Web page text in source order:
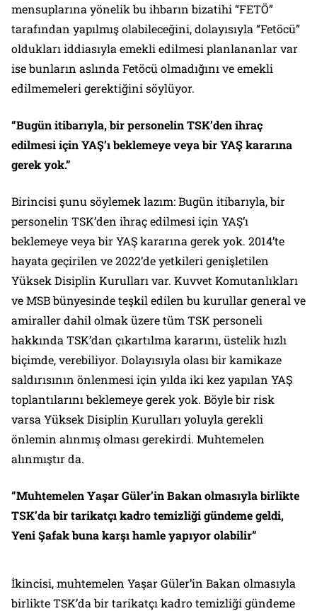
mensuplarına yönelik bu ihbarın bizatihi “FETÖ”
tarafından yapılmış olabileceğini, dolayısıyla “Fetöcü”
oldukları iddiasıyla emekli edilmesi planlananlar var
ise bunların aslında Fetöcü olmadığını ve emekli
edilmemeleri gerektiğini söylüyor.
“Bugün itibarıyla, bir personelin TSK’den ihraç
edilmesi için YAŞ’ı beklemeye veya bir YAŞ kararına
gerek yok.”
Birincisi şunu söylemek lazım: Bugün itibarıyla, bir
personelin TSK’den ihraç edilmesi için YAŞ’ı
beklemeye veya bir YAŞ kararına gerek yok. 2014’te
hayata geçirilen ve 2022’de yetkileri genişletilen
Yüksek Disiplin Kurulları var. Kuvvet Komutanlıkları
ve MSB bünyesinde teşkil edilen bu kurullar general ve
amiraller dahil olmak üzere tüm TSK personeli
hakkında TSK’dan çıkartılma kararını, üstelik hızlı
biçimde, verebiliyor. Dolayısıyla olası bir kamikaze
saldırısının önlenmesi için yılda iki kez yapılan YAŞ
toplantılarını beklemeye gerek yok. Böyle bir risk
varsa Yüksek Disiplin Kurulları yoluyla gerekli
önlemin alınmış olması gerekirdi. Muhtemelen
alınmıştır da.
“Muhtemelen Yaşar Güler’in Bakan olmasıyla birlikte
TSK’da bir tarikatçı kadro temizliği gündeme geldi,
Yeni Şafak buna karşı hamle yapıyor olabilir”
İkincisi, muhtemelen Yaşar Güler’in Bakan olmasıyla
birlikte TSK’da bir tarikatçı kadro temizliği gündeme